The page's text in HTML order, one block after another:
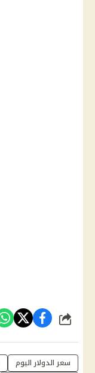
شارك
سعر الدولار اليوم